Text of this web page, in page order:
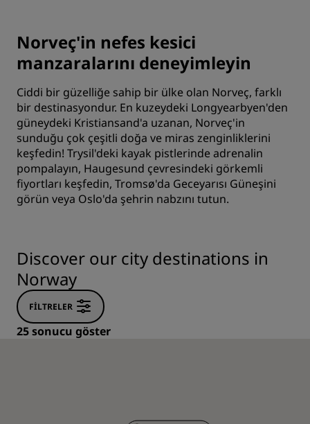
Norveç'in nefes kesici
manzaralarını deneyimleyin
Ciddi bir güzelliğe sahip bir ülke olan Norveç, farklı
bir destinasyondur. En kuzeydeki Longyearbyen'den
güneydeki Kristiansand'a uzanan, Norveç'in
sunduğu çok çeşitli doğa ve miras zenginliklerini
keşfedin! Trysil'deki kayak pistlerinde adrenalin
pompalayın, Haugesund çevresindeki görkemli
fiyortları keşfedin, Tromsø'da Geceyarısı Güneşini
görün veya Oslo'da şehrin nabzını tutun.
Discover our city destinations in
Norway
FILTRELER
25 sonucu göster